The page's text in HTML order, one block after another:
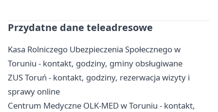
Przydatne dane teleadresowe
Kasa Rolniczego Ubezpieczenia Społecznego w
Toruniu - kontakt, godziny, gminy obsługiwane
ZUS Toruń - kontakt, godziny, rezerwacja wizyty i
sprawy online
Centrum Medyczne OLK-MED w Toruniu - kontakt,